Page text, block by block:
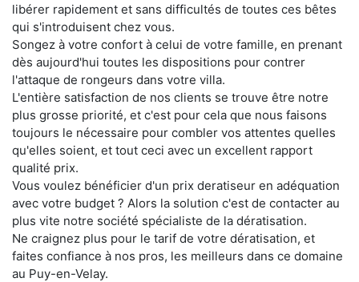
libérer rapidement et sans difficultés de toutes ces bêtes
qui s'introduisent chez vous.
Songez à votre confort à celui de votre famille, en prenant
dès aujourd'hui toutes les dispositions pour contrer
l'attaque de rongeurs dans votre villa.
L'entière satisfaction de nos clients se trouve être notre
plus grosse priorité, et c'est pour cela que nous faisons
toujours le nécessaire pour combler vos attentes quelles
qu'elles soient, et tout ceci avec un excellent rapport
qualité prix.
Vous voulez bénéficier d'un prix deratiseur en adéquation
avec votre budget ? Alors la solution c'est de contacter au
plus vite notre société spécialiste de la dératisation.
Ne craignez plus pour le tarif de votre dératisation, et
faites confiance à nos pros, les meilleurs dans ce domaine
au Puy-en-Velay.